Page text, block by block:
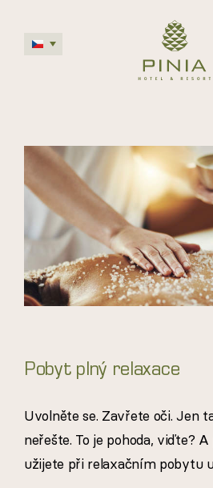
Polski
Pobyt plný relaxace
Uvolněte se. Zavřete oči. Jen
neřešte. To je pohoda, viďte?
užijete při relaxačním pobytu